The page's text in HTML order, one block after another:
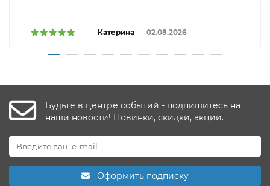
Катерина 02.08.2026
Будьте в центре событий - подпишитесь на
наши новости! Новинки, скидки, акции.
Оформить подписку